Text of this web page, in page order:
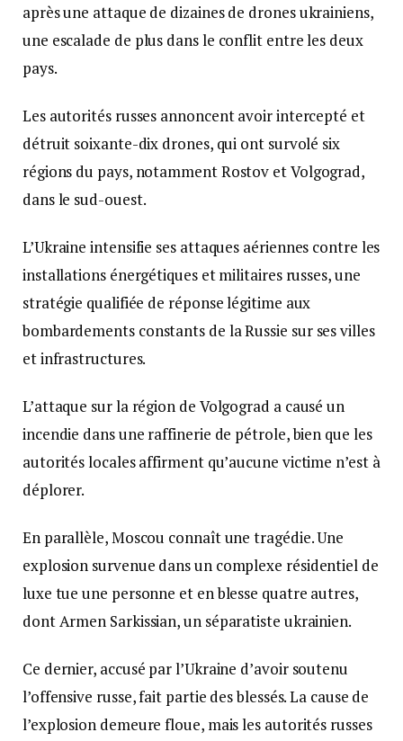
après une attaque de dizaines de drones ukrainiens,
une escalade de plus dans le conflit entre les deux
pays.
Les autorités russes annoncent avoir intercepté et
détruit soixante-dix drones, qui ont survolé six
régions du pays, notamment Rostov et Volgograd,
dans le sud-ouest.
L’Ukraine intensifie ses attaques aériennes contre les
installations énergétiques et militaires russes, une
stratégie qualifiée de réponse légitime aux
bombardements constants de la Russie sur ses villes
et infrastructures.
L’attaque sur la région de Volgograd a causé un
incendie dans une raffinerie de pétrole, bien que les
autorités locales affirment qu’aucune victime n’est à
déplorer.
En parallèle, Moscou connaît une tragédie. Une
explosion survenue dans un complexe résidentiel de
luxe tue une personne et en blesse quatre autres,
dont Armen Sarkissian, un séparatiste ukrainien.
Ce dernier, accusé par l’Ukraine d’avoir soutenu
l’offensive russe, fait partie des blessés. La cause de
l’explosion demeure floue, mais les autorités russes